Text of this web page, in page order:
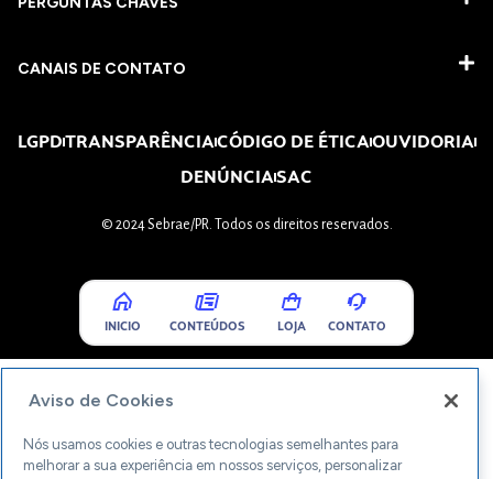
CANAIS DE CONTATO
LGPDTRANSPARÊNCIACÓDIGO DE ÉTICAOUVIDORIA
DENÚNCIASAC
© 2024 Sebrae/PR. Todos os direitos reservados.
INICIO CONTEÚDOS LOJA CONTATO
Aviso de Cookies
Nós usamos cookies e outras tecnologias semelhantes para
melhorar a sua experiência em nossos serviços, personalizar